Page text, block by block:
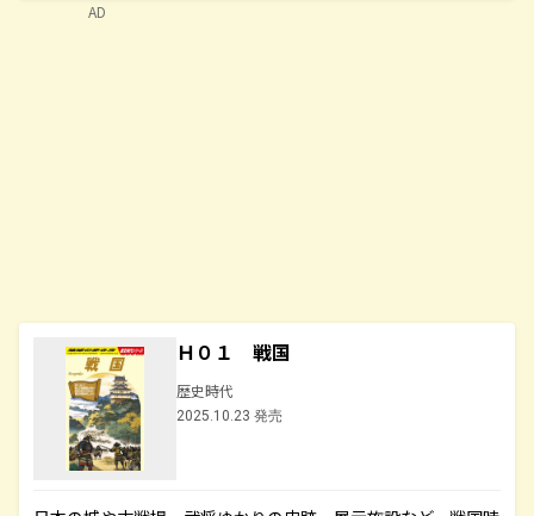
Ｈ０１ 戦国
歴史時代
2025.10.23 発売
AD